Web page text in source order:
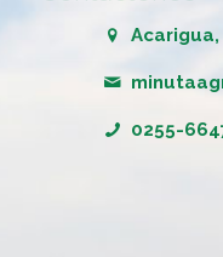
Acarigua,
0255-